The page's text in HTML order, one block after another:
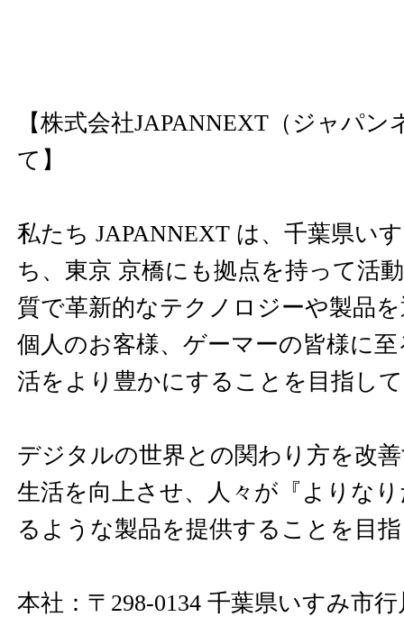
【株式会社JAPANNEXT（ジャパ
て】
私たち JAPANNEXT は、千葉県い
ち、東京 京橋にも拠点を持って活
質で革新的なテクノロジーや製品
個人のお客様、ゲーマーの皆様に
活をより豊かにすることを目指し
デジタルの世界との関わり方を改
生活を向上させ、人々が『よりな
るような製品を提供することを目
本社：〒298-0134 千葉県いすみ市行